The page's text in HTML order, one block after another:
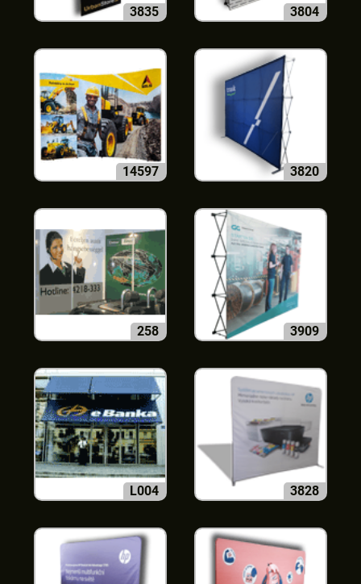
3835 3804
14597 3820
258 3909
L004 3828